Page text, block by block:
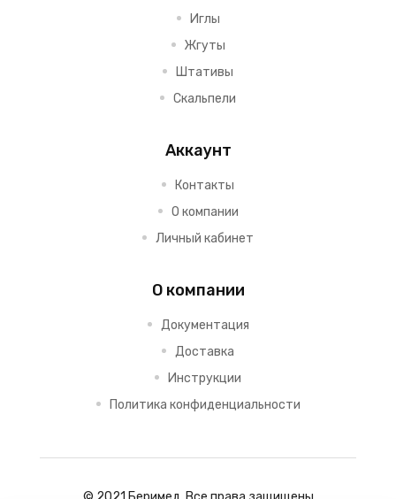
Иглы
Жгуты
Штативы
Скальпели
Аккаунт
Контакты
О компании
Личный кабинет
О компании
Документация
Доставка
Инструкции
Политика конфиденциальности